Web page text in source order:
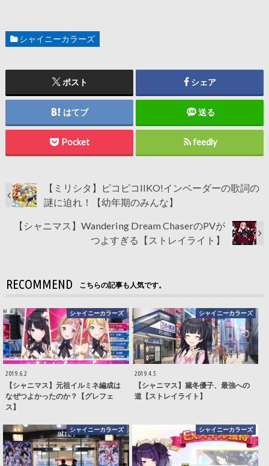
シャイニーカラーズ
ポスト シェア
はてブ 送る
Pocket feedly
【ミリシタ】ピコピコIIKO!インベーダーの歌詞の
謎に迫れ！【幼年期のみんな】
【シャニマス】Wandering Dream ChaserのPVが
つよすぎる【ストレイライト】
RECOMMEND こちらの記事も人気です。
シャイニーカラーズ
2019.6.2
【シャニマス】元祖イルミネ編成は
なぜつよかったのか？【グレフェ
ス】
シャイニーカラーズ
2019.4.5
【シャニマス】黛冬優子、最強への
道【ストレイライト】
シャイニーカラーズ シャイニーカラーズ